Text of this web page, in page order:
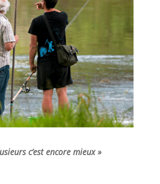
c’est encore mieux »